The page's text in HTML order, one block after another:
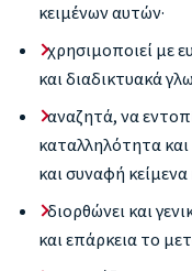
κειμένων αυτών·
χρησιμοποιεί με
και διαδικτυακά
αναζητά, να
καταλληλότητα
και συναφή
διορθώνει και
και επάρκεια το